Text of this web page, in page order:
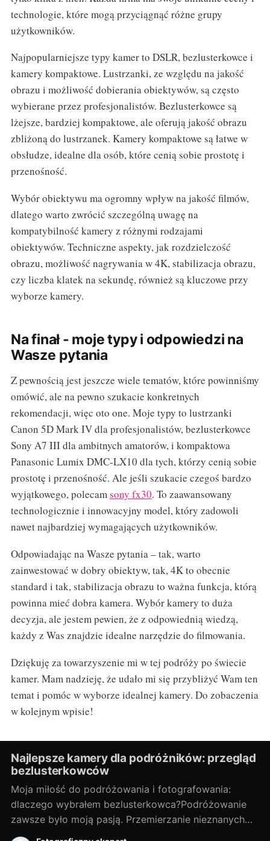
technologie, które mogą przyciągnąć różne grupy
użytkowników.
Najpopularniejsze typy kamer to DSLR, bezlusterkowce i
kamery kompaktowe. Lustrzanki, ze względu na jakość
obrazu i możliwość dobierania obiektywów, są często
wybierane przez profesjonalistów. Bezlusterkowce są
lżejsze, bardziej kompaktowe, ale oferują jakość obrazu
zbliżoną do lustrzanek. Kamery kompaktowe są łatwe w
obsłudze, idealne dla osób, które cenią sobie prostotę i
przenośność.
Wybór obiektywu ma ogromny wpływ na jakość filmów,
dlatego warto zwrócić szczególną uwagę na
kompatybilność kamery z różnymi rodzajami
obiektywów. Techniczne aspekty, jak rozdzielczość
obrazu, możliwość nagrywania w 4K, stabilizacja obrazu,
czy liczba klatek na sekundę, również są kluczowe przy
wyborze kamery.
Na finał - moje typy i odpowiedzi na
Wasze pytania
Z pewnością jest jeszcze wiele tematów, które powinniśmy
omówić, ale na pewno szukacie konkretnych
rekomendacji, więc oto one. Moje typy to lustrzanki
Canon 5D Mark IV dla profesjonalistów, bezlusterkowce
Sony A7 III dla ambitnych amatorów, i kompaktowa
Panasonic Lumix DMC-LX10 dla tych, którzy cenią sobie
prostotę i przenośność. Ale jeśli szukacie czegoś bardzo
wyjątkowego, polecamsony fx30. To zaawansowany
technologicznie i innowacyjny model, który zadowoli
nawet najbardziej wymagających użytkowników.
Odpowiadając na Wasze pytania – tak, warto
zainwestować w dobry obiektyw, tak, 4K to obecnie
standard i tak, stabilizacja obrazu to ważna funkcja, którą
powinna mieć dobra kamera. Wybór kamery to duża
decyzja, ale jestem pewien, że z odpowiednią wiedzą,
każdy z Was znajdzie idealne narzędzie do filmowania.
Dziękuję za towarzyszenie mi w tej podróży po świecie
kamer. Mam nadzieję, że udało mi się przybliżyć Wam ten
temat i pomóc w wyborze idealnej kamery. Do zobaczenia
w kolejnym wpisie!
Najlepsze kamery dla podróżników: przegląd
bezlusterkowców
Moja miłość do podróżowania i fotografowania:
dlaczego wybrałem bezlusterkowca?Podróżowanie
zawsze było moją pasją. Przemierzanie nieznanych
terenów, odkrywanie nowych miejsc, spotykanie